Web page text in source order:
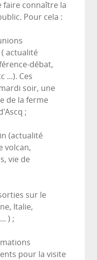
faire connaître la
Pour cela :
actualité
débat,
...). Ces
soir, une
de la ferme
;
(actualité
volcan,
vie de
sur le
Italie,
) ;
pour la visite